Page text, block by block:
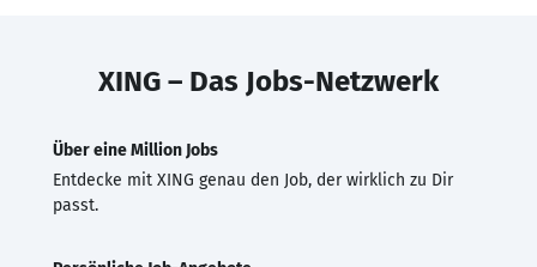
XING – Das Jobs-Netzwerk
Über eine Million Jobs
Entdecke mit XING genau den Job, der wirklich zu Dir
passt.